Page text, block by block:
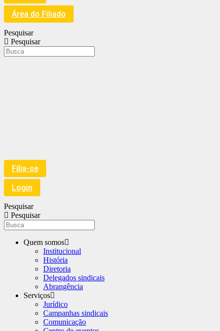
Área do Filiado
Pesquisar
Pesquisar
Filia-se
Login
Pesquisar
Pesquisar
Quem somos
Institucional
História
Diretoria
Delegados sindicais
Abrangência
Serviços
Jurídico
Campanhas sindicais
Comunicação